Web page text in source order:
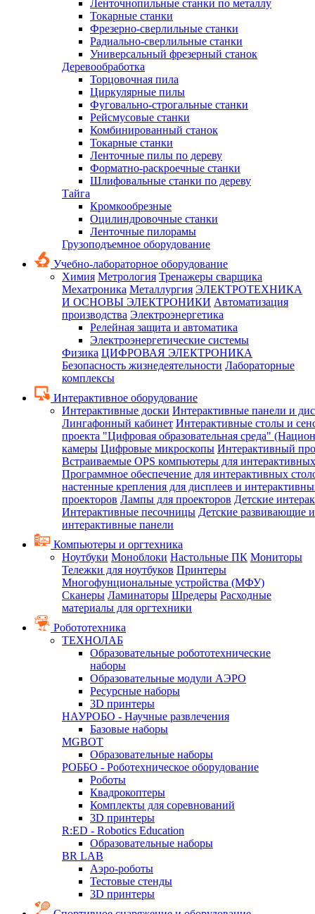
Ленточнопильные станки по металлу
Токарные станки
Фрезерно-сверлильные станки
Радиально-сверлильные станки
Универсальный фрезерный станок
Деревообработка
Торцовочная пила
Циркулярные пилы
Фуговально-строгальные станки
Рейсмусовые станки
Комбинированный станок
Токарные станки
Ленточные пилы по дереву
Форматно-раскроечные станки
Шлифовальные станки по дереву
Тайга
Кромкообрезные
Оцилиндровочные станки
Ленточные пилорамы
Грузоподъемное оборудование
Учебно-лабораторное оборудование
Химия Метрология Тренажеры сварщика
Мехатроника Металлургия ЭЛЕКТРОТЕХНИКА
И ОСНОВЫ ЭЛЕКТРОНИКИ Автоматизация
производства Электроэнергетика
Релейная защита и автоматика
Электроэнергетические системы
Физика ЦИФРОВАЯ ЭЛЕКТРОНИКА
Безопасность жизнедеятельности Лабораторные
комплексы
Интерактивное оборудование
Интерактивные доски Интерактивные панели и
Лингафонный кабинет Интерактивные столы и
проекта "Цифровая образовательная среда"
камеры Цифровые микроскопы Интерактивный
Встраиваемые OPS компьютеры для
Программное обеспечение для интерактивных
настенные крепления для дисплеев и
проекторов Лампы для проекторов Детские
Интерактивные песочницы Детские развивающие
интерактивные панели
Компьютеры и оргтехника
Ноутбуки Моноблоки Настольные ПК Мониторы
Тележки для ноутбуков Принтеры
Многофунциональные устройства (МФУ)
Сканеры Ламинаторы Шредеры Расходные
материалы для оргтехники
Робототехника
ТЕХНОЛАБ
Образовательные робототехнические
наборы
Образовательные модули АЭРО
Ресурсные наборы
3D принтеры
НАУРОБО - Научные развлечения
Базовые наборы
MGBOT
Образовательные наборы
РОББО - Роботехническое оборудование
Роботы
Квадрокоптеры
Комплекты для соревнований
3D принтеры
R:ED - Robotics Education
Образовательные наборы
BR LAB
Аэро-роботы
Тестовые стенды
3D принтеры